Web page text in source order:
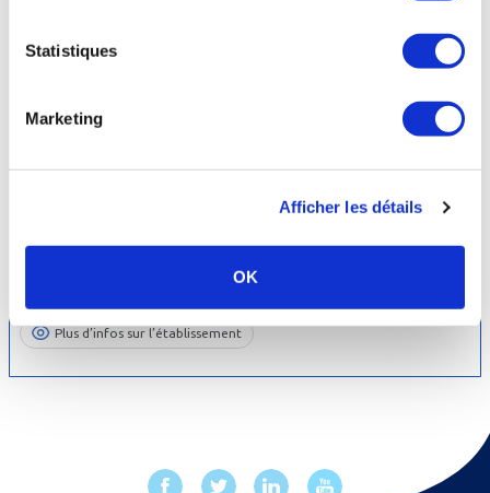
Statistiques
Marketing
Afficher les détails
OK
Thermes Luzéa
05.62.92.81.58.
Plus d’infos sur l’établissement